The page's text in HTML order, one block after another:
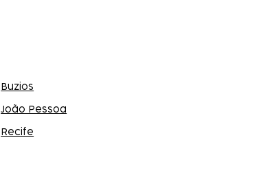
Buzios
João Pessoa
Recife